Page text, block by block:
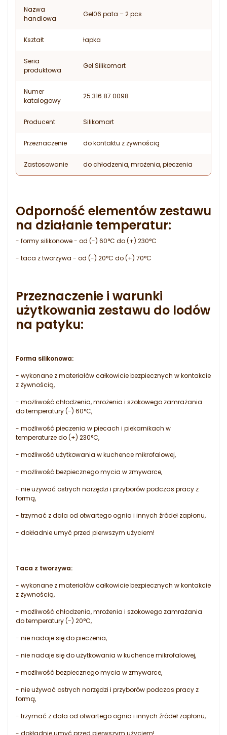
Nazwa
handlowa
Gel06 pata – 2 pcs
Kształt łapka
Seria
produktowa
Gel Silikomart
Numer
katalogowy
25.316.87.0098
Producent Silikomart
Przeznaczenie do kontaktu z żywnością
Zastosowanie do chłodzenia, mrożenia, pieczenia
Odporność elementów zestawu
na działanie temperatur:
- formy silikonowe - od (-) 60°C do (+) 230°C
- taca z tworzywa - od (-) 20°C do (+) 70°C
Przeznaczenie i warunki
użytkowania zestawu do lodów
na patyku:
Forma silikonowa:
- wykonane z materiałów całkowicie bezpiecznych w kontakcie
z żywnością,
- możliwość chłodzenia, mrożenia i szokowego zamrażania
do temperatury (-) 60°C,
- możliwość pieczenia w piecach i piekarnikach w
temperaturze do (+) 230°C,
- możliwość użytkowania w kuchence mikrofalowej,
- możliwość bezpiecznego mycia w zmywarce,
- nie używać ostrych narzędzi i przyborów podczas pracy z
formą,
- trzymać z dala od otwartego ognia i innych źródeł zapłonu,
- dokładnie umyć przed pierwszym użyciem!
Taca z tworzywa:
- wykonane z materiałów całkowicie bezpiecznych w kontakcie
z żywnością,
- możliwość chłodzenia, mrożenia i szokowego zamrażania
do temperatury (-) 20°C,
- nie nadaje się do pieczenia,
- nie nadaje się do użytkowania w kuchence mikrofalowej,
- możliwość bezpiecznego mycia w zmywarce,
- nie używać ostrych narzędzi i przyborów podczas pracy z
formą,
- trzymać z dala od otwartego ognia i innych źródeł zapłonu,